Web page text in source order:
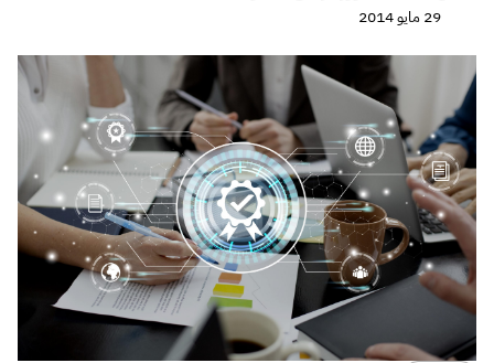
29 مايو 2014